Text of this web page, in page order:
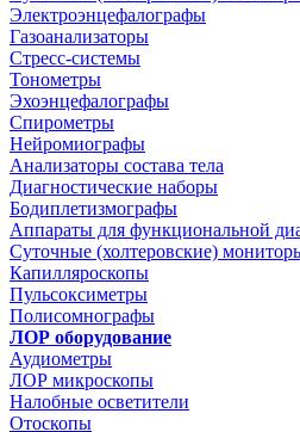
Электроэнцефалографы
Газоанализаторы
Стресс-системы
Тонометры
Эхоэнцефалографы
Спирометры
Нейромиографы
Анализаторы состава тела
Диагностические наборы
Бодиплетизмографы
Аппараты для функциональной
Суточные (холтеровские)
Капилляроскопы
Пульсоксиметры
Полисомнографы
ЛОР оборудование
Аудиометры
ЛОР микроскопы
Налобные осветители
Отоскопы